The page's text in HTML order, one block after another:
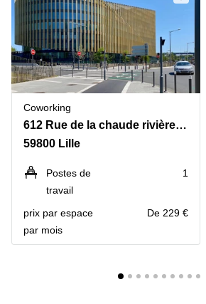
Coworking
612 Rue de la chaude rivière,Shake Building
59800 Lille
Postes de
travail
1
prix par espace
par mois
De 229 €